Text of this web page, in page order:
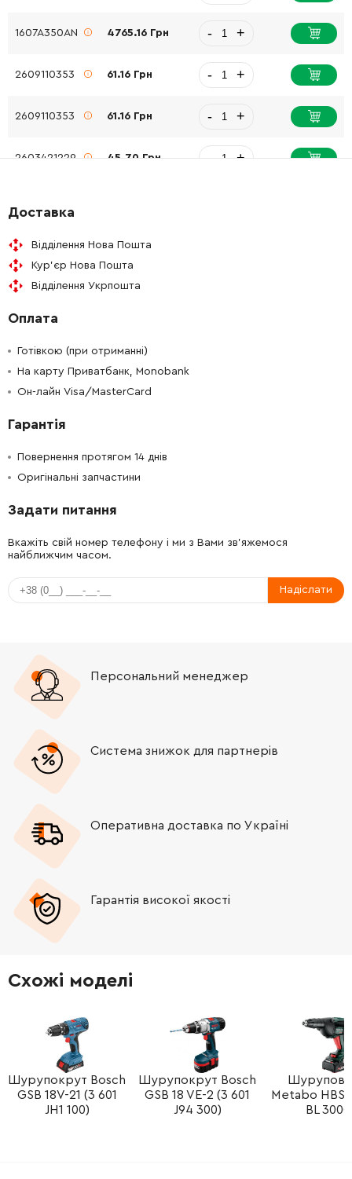
1607A350AN 4765.16 Грн - +
2609110353 61.16 Грн - +
2609110353 61.16 Грн - +
2603421229 45.70 Грн - +
2609199748 61.16 Грн
1600A00XG0 3253.82 Грн
1609280820
160111A75D 63.50 Грн
- +
Доставка
Відділення Нова Пошта
Кур'єр Нова Пошта
Відділення Укрпошта
Оплата
Готівкою (при отриманні)
На карту Приватбанк, Monobank
Он-лайн Visa/MasterCard
Гарантія
Повернення протягом 14 днів
Оригінальні запчастини
Задати питання
Вкажіть свій номер телефону і ми з Вами зв'яжемося
найближчим часом.
Надіслати
Персональний менеджер
Система знижок для партнерів
Оперативна доставка по Україні
Гарантія високої якості
Схожі моделі
Шурупокрут Bosch
GSB 18V-21 (3 601
JH1 100)
Шурупокрут Bosch
GSB 18 VE-2 (3 601
J94 300)
Metabo HBS
BL 3000